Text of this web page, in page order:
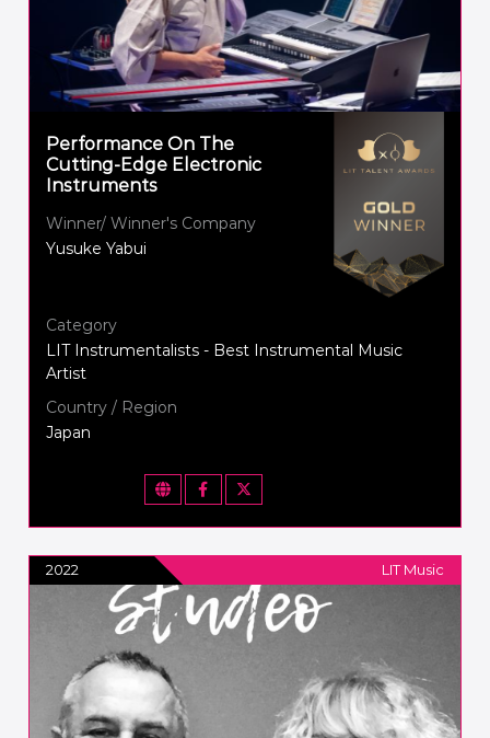
Performance On The
Cutting-Edge Electronic
Instruments
Winner/ Winner's Company
Yusuke Yabui
Category
LIT Instrumentalists - Best Instrumental Music
Artist
Country / Region
Japan
2022 LIT Music